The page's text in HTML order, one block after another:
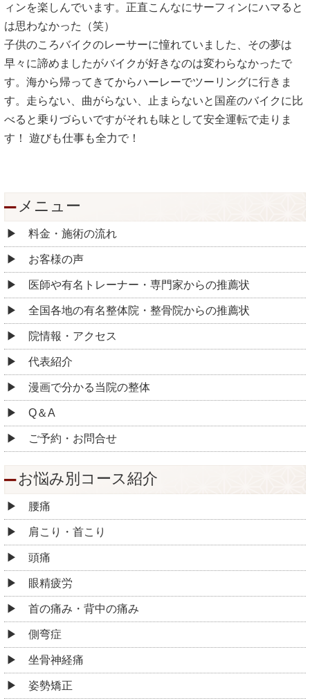
ィンを楽しんでいます。正直こんなにサーフィンにハマると
は思わなかった（笑）
子供のころバイクのレーサーに憧れていました、その夢は
早々に諦めましたがバイクが好きなのは変わらなかったで
す。海から帰ってきてからハーレーでツーリングに行きま
す。走らない、曲がらない、止まらないと国産のバイクに比
べると乗りづらいですがそれも味として安全運転で走りま
す！ 遊びも仕事も全力で！
メニュー
料金・施術の流れ
お客様の声
医師や有名トレーナー・専門家からの推薦状
全国各地の有名整体院・整骨院からの推薦状
院情報・アクセス
代表紹介
漫画で分かる当院の整体
Q＆A
ご予約・お問合せ
お悩み別コース紹介
腰痛
肩こり・首こり
頭痛
眼精疲労
首の痛み・背中の痛み
側弯症
坐骨神経痛
姿勢矯正